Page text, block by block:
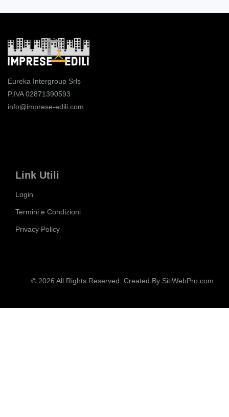
Eureka Intergroup Srls
P.IVA 02871390593
info@imprese-edili.com
Link Utili
Login
Termini e Condizioni
Privacy Policy
© 2026 All Rights Reserved. Created By SitiWebPro.com